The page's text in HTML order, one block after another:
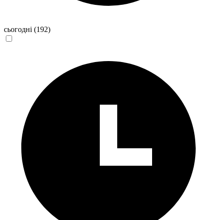
сьогодні (192)